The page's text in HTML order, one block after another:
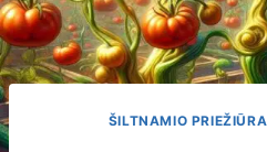
ŠILTNAMIO PRIEŽIŪRA